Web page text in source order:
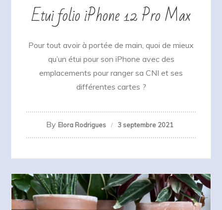
Etui folio iPhone 12 Pro Max
Pour tout avoir à portée de main, quoi de mieux
qu’un étui pour son iPhone avec des
emplacements pour ranger sa CNI et ses
différentes cartes ?
By Elora Rodrigues 3 septembre 2021